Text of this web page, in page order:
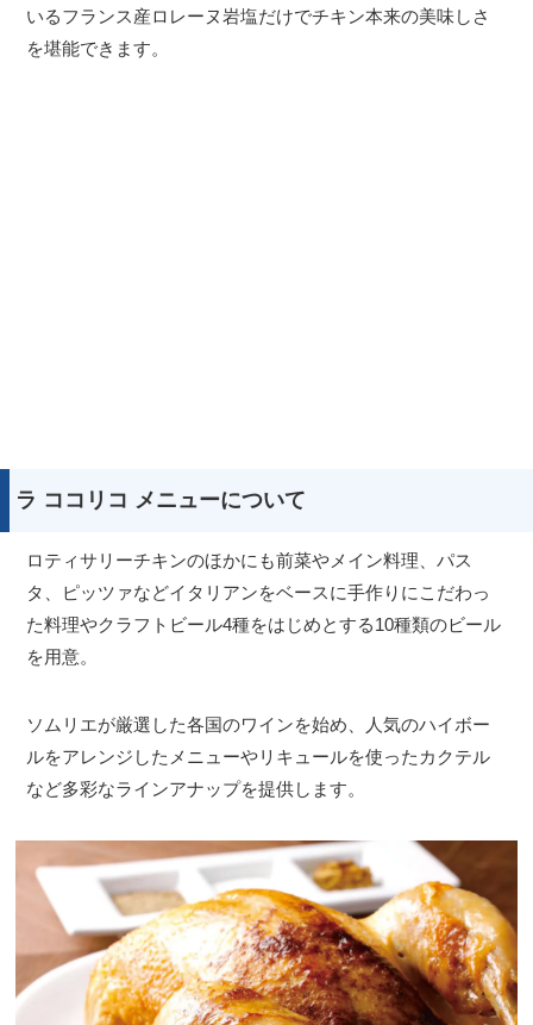
いるフランス産ロレーヌ岩塩だけでチキン本来の美味しさ
を堪能できます。
ラ ココリコ メニューについて
ロティサリーチキンのほかにも前菜やメイン料理、パス
タ、ピッツァなどイタリアンをベースに手作りにこだわっ
た料理やクラフトビール4種をはじめとする10種類のビール
を用意。
ソムリエが厳選した各国のワインを始め、人気のハイボー
ルをアレンジしたメニューやリキュールを使ったカクテル
など多彩なラインアナップを提供します。